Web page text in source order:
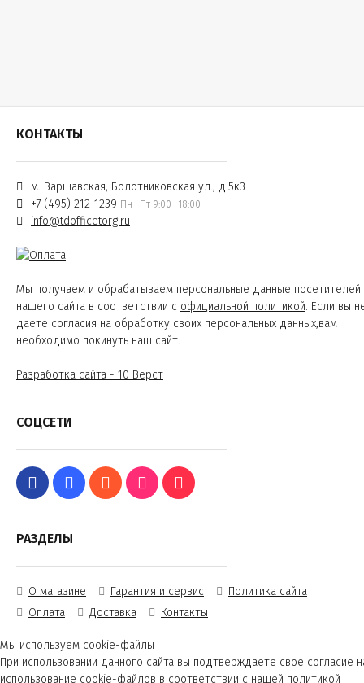
КОНТАКТЫ
м. Варшавская, Болотниковская ул., д.5к3
+7 (495) 212-1239 Пн—Пт 9:00—18:00
info@tdofficetorg.ru
Мы получаем и обрабатываем персональные данные посетителей
нашего сайта в соответствии с официальной политикой. Если вы
даете согласия на обработку своих персональных данных,вам
необходимо покинуть наш сайт.
Разработка сайта - 10 Вёрст
СОЦСЕТИ
РАЗДЕЛЫ
О магазине Гарантия и сервис
Политика сайта
Оплата
Доставка Контакты
Мы используем cookie-файлы
При использовании данного сайта вы подтверждаете свое согласие
использование cookie-файлов в соответствии с нашей политикой